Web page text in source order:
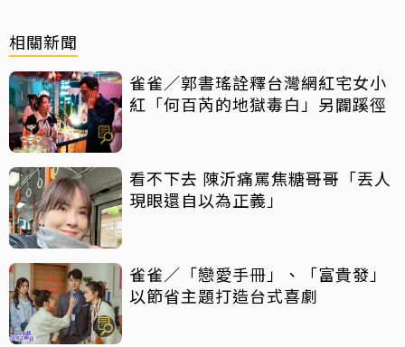
相關新聞
雀雀／郭書瑤詮釋台灣網紅宅女小
紅「何百芮的地獄毒白」另闢蹊徑
看不下去 陳沂痛罵焦糖哥哥「丟人
現眼還自以為正義」
雀雀／「戀愛手冊」、「富貴發」
以節省主題打造台式喜劇